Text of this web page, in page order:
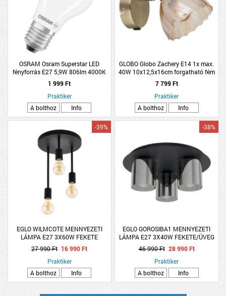
OSRAM Osram Superstar LED
fényforrás E27 5,9W 806lm 4000K
hidegfehér dimmelhető, opál üveg
1 999 Ft
Praktiker
A bolthoz
Info
GLOBO Globo Zachery E14 1x max.
40W 10x12,5x16cm forgatható fém
sárgaréz matt spotlámpa
7 799 Ft
Praktiker
A bolthoz
Info
EGLO WILMCOTE MENNYEZETI
LÁMPA E27 3X60W FEKETE
-39%
27 990 Ft 16 990 Ft
Praktiker
A bolthoz
Info
EGLO GOROSIBA1 MENNYEZETI
LÁMPA E27 3X40W FEKETE/ÜVEG
-38%
46 990 Ft 28 990 Ft
Praktiker
A bolthoz
Info